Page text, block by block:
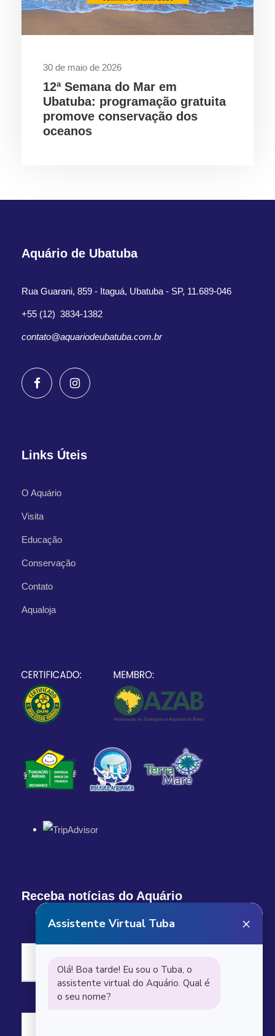
30 de maio de 2026
12ª Semana do Mar em
Ubatuba: programação gratuita
promove conservação dos
oceanos
Aquário de Ubatuba
Rua Guarani, 859 - Itaguá, Ubatuba - SP, 11.689-046
+55 (12) 3834-1382
contato@aquariodeubatuba.com.br
Links Úteis
O Aquário
Visita
Educação
Conservação
Contato
Aqualoja
Receba notícias do Aquário